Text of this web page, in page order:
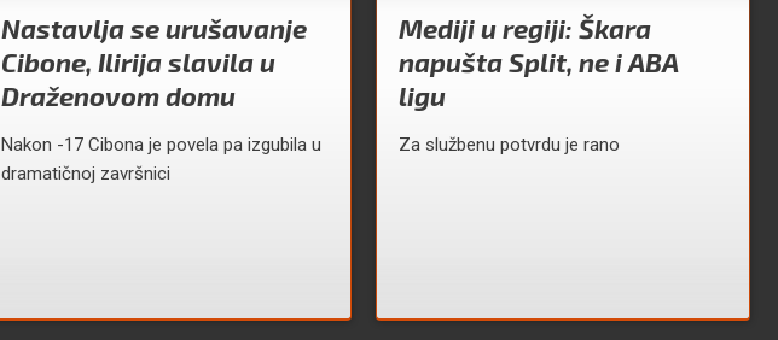
Nastavlja se urušavanje
Cibone, Ilirija slavila u
Draženovom domu
Nakon -17 Cibona je povela pa izgubila u
dramatičnoj završnici
Mediji u regiji: Škara
napušta Split, ne i ABA
ligu
Za službenu potvrdu je rano